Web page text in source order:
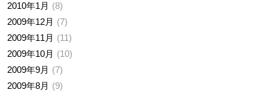
2010年1月
8
2009年12月
7
2009年11月
11
2009年10月
10
2009年9月
7
2009年8月
9